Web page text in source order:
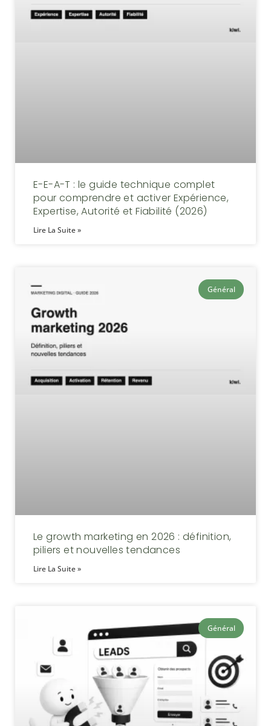
E-E-A-T : le guide technique complet
pour comprendre et activer Expérience,
Expertise, Autorité et Fiabilité (2026)
Lire La Suite »
Général
Le growth marketing en 2026 : définition,
piliers et nouvelles tendances
Lire La Suite »
Général